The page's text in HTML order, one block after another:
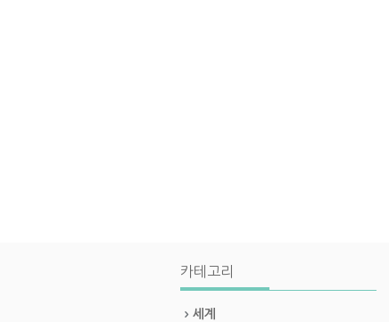
카테고리
세계